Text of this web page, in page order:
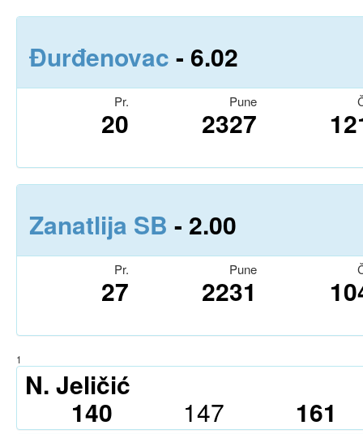
Đurđenovac - 6.02
Pr. Pune
20 2327
Zanatlija SB - 2.00
Pr. Pune
27 2231
1
N. Jeličić
140 147
161